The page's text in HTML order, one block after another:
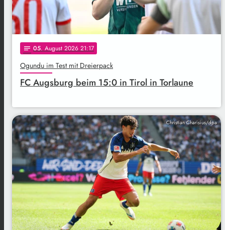
notes 05. August 2026 21:17
Ogundu im Test mit Dreierpack
FC Augsburg beim 15:0 in Tirol in Torlaune
Christian Charisius/dpa